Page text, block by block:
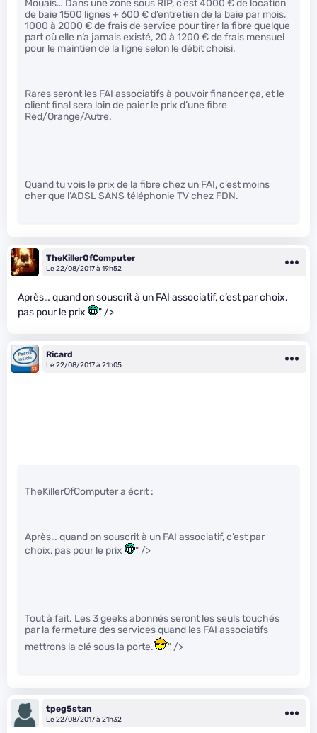
Mouais… Dans une zone sous RIP, c’est 4000 € de location
de baie 1500 lignes + 600 € d’entretien de la baie par mois,
1000 à 2000 € de frais de service pour tirer la fibre quelque
part où elle n’a jamais existé, 20 à 1200 € de frais mensuel
pour le maintien de la ligne selon le débit choisi.
Rares seront les FAI associatifs à pouvoir financer ça, et le
client final sera loin de paier le prix d’une fibre
Red/Orange/Autre.
Quand tu vois le prix de la fibre chez un FAI, c’est moins
cher que l’ADSL SANS téléphonie TV chez FDN.
TheKillerOfComputer
Le 22/08/2017 à 19h52
Après… quand on souscrit à un FAI associatif, c’est par choix,
pas pour le prix
" />
Ricard
Le 22/08/2017 à 21h05
TheKillerOfComputer a écrit :
Après… quand on souscrit à un FAI associatif, c’est par
choix, pas pour le prix
" />
Tout à fait. Les 3 geeks abonnés seront les seuls touchés
par la fermeture des services quand les FAI associatifs
mettrons la clé sous la porte.
" />
tpeg5stan
Le 22/08/2017 à 21h32